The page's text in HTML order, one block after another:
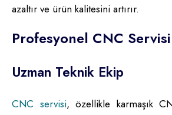
azaltır ve ürün kalitesini artırır.
Profesyonel CNC
Uzman Teknik Ekip
CNC servisi, özellikle karmaşık